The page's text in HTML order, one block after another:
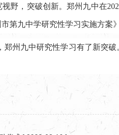
野，突破创新。郑州九中在
第九中学研究性学习实施方案》
州九中研究性学习有了新突